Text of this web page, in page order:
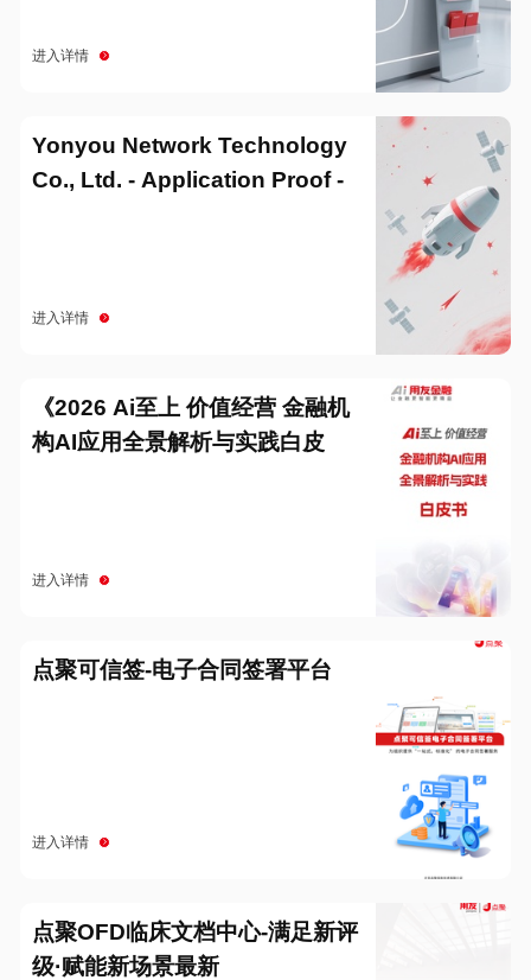
进入详情
Yonyou Network Technology
Co., Ltd. - Application Proof -
进入详情
《2026 Ai至上 价值经营 金融机
构AI应用全景解析与实践白皮
进入详情
点聚可信签-电子合同签署平台
进入详情
点聚OFD临床文档中心-满足新评
级·赋能新场景最新